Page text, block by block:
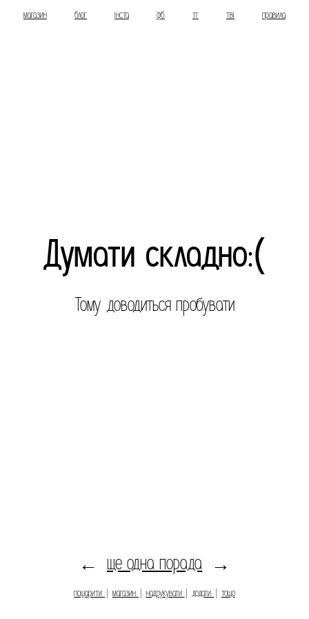
магазин блог інста фб тг тві правила
Думати складно:(
Тому доводиться пробувати
← ще одна порада →
пошарити магазин надрукувати додати тощо